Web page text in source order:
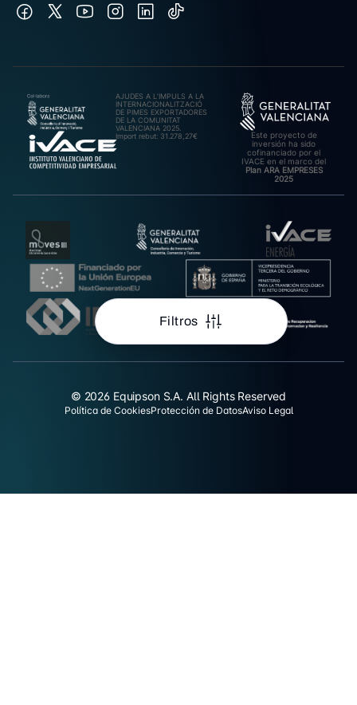
Filtros
AJUDES A L’IMPULS A LA
INTERNACIONALITZACIÓ
DE PIMES EXPORTADORES
DE LA COMUNITAT
VALENCIANA 2025.
Import rebut: 31.278,27€
Este proyecto de
inversión ha sido
cofinanciado por el
IVACE en el marco del
Plan ARA EMPRESES
2025
© 2026 Equipson S.A. All Rights Reserved
Política de CookiesProtección de DatosAviso Legal